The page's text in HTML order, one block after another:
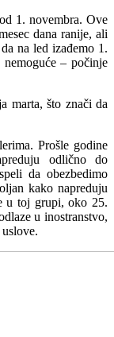
1. novembra. Ove
dana ranije, ali
na led izađemo 1.
nemoguće – počinje
marta, što znači da
Prošle godine
odlično do
da obezbedimo
kako napreduju
u toj grupi, oko 25.
u inostranstvo,